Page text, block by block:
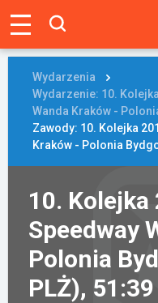
Tablica
Wyniki
Blogi
Wydarzenia
Giełda
Ranking
Wydarzenia
Wydarzenie: 10.
Wanda Kraków -
Zawody: 10. Kolejka
Kraków - Polonia
10. Kolejka
Speedway
Polonia
PLŻ), 51:39